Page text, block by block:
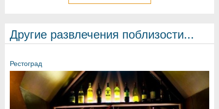
Другие развлечения поблизости...
Рестоград